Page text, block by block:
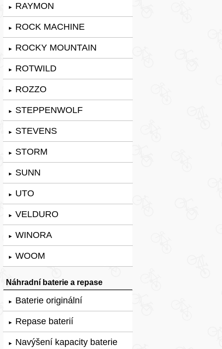
► RAYMON
► ROCK MACHINE
► ROCKY MOUNTAIN
► ROTWILD
► ROZZO
► STEPPENWOLF
► STEVENS
► STORM
► SUNN
► UTO
► VELDURO
► WINORA
► WOOM
Náhradní baterie a repase
► Baterie originální
► Repase baterií
► Navýšení kapacity baterie